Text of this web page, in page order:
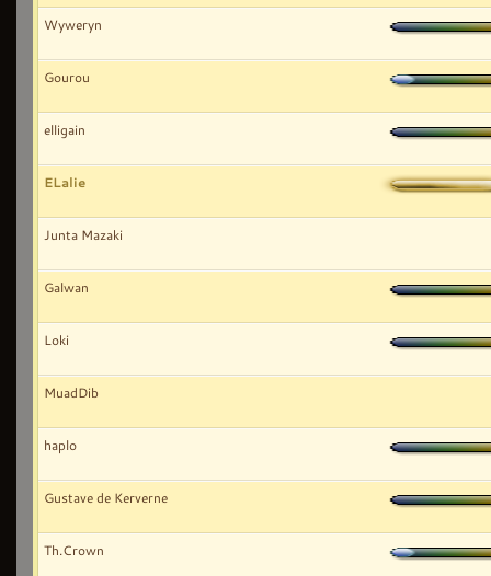
Wyweryn
Gourou
elligain
ELalie
Junta Mazaki
Galwan
Loki
MuadDib
haplo
Gustave de Kerverne
Th.Crown